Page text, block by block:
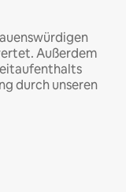
Außerdem
durch unseren